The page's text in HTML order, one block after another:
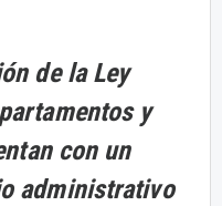
de la Ley
y
con un
administrativo